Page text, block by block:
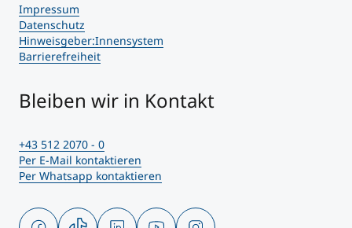
Impressum
Datenschutz
Hinweisgeber:Innensystem
Barrierefreiheit
Bleiben wir in Kontakt
+43 512 2070 - 0
Per E-Mail kontaktieren
Per Whatsapp kontaktieren